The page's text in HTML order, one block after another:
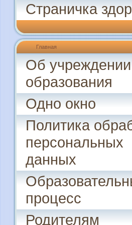
Страничка
Главная
Об учреждении
образования
Одно окно
Политика
персональных
данных
процесс
Родителям